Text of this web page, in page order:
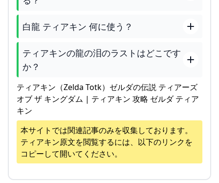
白龍 ティアキン 何に使う？
ティアキンの龍の泪のラストはどこです
か？
ティアキン（Zelda Totk）ゼルダの伝説 ティアーズ
オブ ザ キングダム | ティアキン 攻略 ゼルダ ティア
キン
本サイトでは関連記事のみを収集しております。
ティアキン原文を閲覧するには、以下のリンクを
コピーして開いてください。